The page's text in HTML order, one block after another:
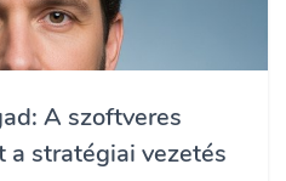
A szoftveres
a stratégiai vezetés